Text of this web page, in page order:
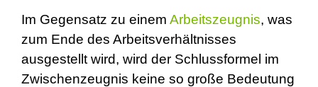
Im Gegensatz zu einem Arbeitszeugnis, was
zum Ende des Arbeitsverhältnisses
ausgestellt wird, wird der Schlussformel im
Zwischenzeugnis keine so große Bedeutung